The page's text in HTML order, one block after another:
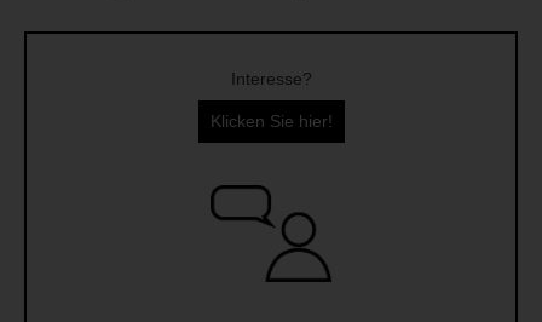
Interesse?
Klicken Sie hier!